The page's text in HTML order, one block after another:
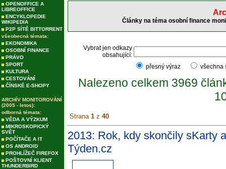
OPENOFFICE A
LIBREOFFICE
ENCYKLOPEDIE
WIKIPEDIA
P2P SÍTĚ BITTORRENT
všeobecná témata:
EKONOMIKA
OSOBNÍ FINANCE
PRÁVO
SPORT
KULTURA
CESTOVÁNÍ
ČÍNSKÉ E-SHOPY
ARCHÍV MONITOROVÁNÍ
(2005 - letos):
odborná témata:
VĚDA A VÝZKUM
MIKROSKOPICKÝ
SVĚT
POČÍTAČE A IT
OS ANDROID
PROHLÍŽEČ FIREFOX
POŠTOVNÍ KLIENT
THUNDERBIRD
Články na téma osobní finance
Vybrat jen odkazy
obsahující:
přesný výraz
Nalezeno celkem 3969
Strana 1 z 40
2013: Rok, kdy skončily sKarty
Týden.cz